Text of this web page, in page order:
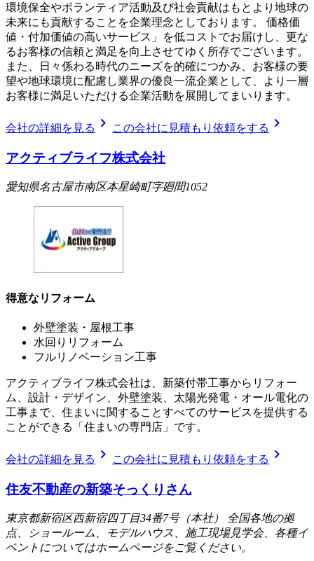
環境保全やボランティア活動及び社会貢献はもとより地球の
未来にも貢献することを企業理念としております。 価格価
値・付加価値の高いサービス」を低コストでお届けし、更な
るお客様の信頼と満足を向上させてゆく所存でございます。
また、日々係わる時代のニーズを的確につかみ、お客様の要
望や地球環境に配慮し業界の優良一流企業として、より一層
お客様に満足いただける企業活動を展開してまいります。
会社の詳細を見る chevron_right この会社に見積もり依頼をする chevron_right
アクティブライフ株式会社
愛知県名古屋市南区本星崎町字廻間1052
得意なリフォーム
外壁塗装・屋根工事
水回りリフォーム
フルリノベーション工事
アクティブライフ株式会社は、新築付帯工事からリフォー
ム、設計・デザイン、外壁塗装、太陽光発電・オール電化の
工事まで、住まいに関することすべてのサービスを提供する
ことができる「住まいの専門店」です。
会社の詳細を見る chevron_right この会社に見積もり依頼をする chevron_right
住友不動産の新築そっくりさん
東京都新宿区西新宿四丁目34番7号（本社） 全国各地の拠
点、ショールーム、モデルハウス、施工現場見学会、各種イ
ベントについてはホームページをご覧ください。